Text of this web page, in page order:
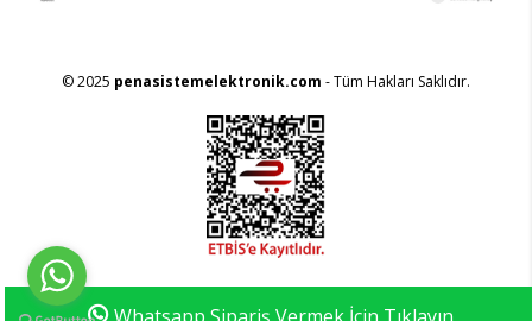
© 2025 penasistemelektronik.com - Tüm Hakları Saklıdır.